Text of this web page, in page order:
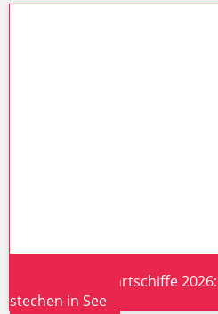
Neue Kreuzfahrtschiffe
stechen in See